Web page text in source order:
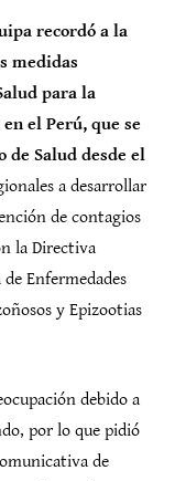
recordó a la
medidas
para la
el Perú, que se
Salud desde el
a desarrollar
de contagios
la Directiva
Enfermedades
y Epizootias
debido a
por lo que pidió
de